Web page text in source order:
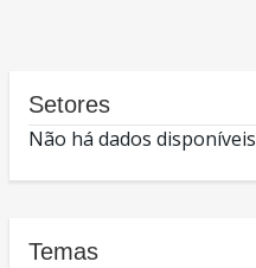
Setores
Não há dados disponíveis
Temas